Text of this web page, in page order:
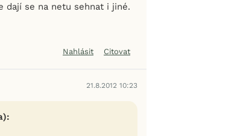
dají se na netu sehnat i jiné.
Nahlásit Citovat
21.8.2012 10:23